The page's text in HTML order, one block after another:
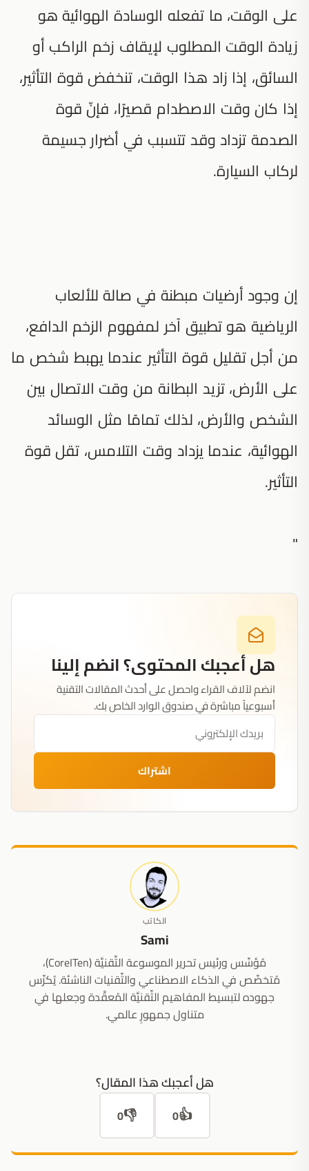
على الوقت، ما تفعله الوسادة الهوائية هو
زيادة الوقت المطلوب لإيقاف زخم الراكب أو
السائق، إذا زاد هذا الوقت، تنخفض قوة التأثير،
إذا كان وقت الاصطدام قصيرًا، فإنّ قوة
الصدمة تزداد وقد تتسبب في أضرار جسيمة
لركاب السيارة.
إن وجود أرضيات مبطنة في صالة للألعاب
الرياضية هو تطبيق آخر لمفهوم الزخم الدافع،
من أجل تقليل قوة التأثير عندما يهبط شخص ما
على الأرض، تزيد البطانة من وقت الاتصال بين
الشخص والأرض، لذلك تمامًا مثل الوسائد
الهوائية، عندما يزداد وقت التلامس، تقل قوة
التأثير.
"
هل أعجبك المحتوى؟ انضم إلينا
انضم لآلاف القراء واحصل على أحدث المقالات التقنية
أسبوعياً مباشرة في صندوق الوارد الخاص بك.
اشتراك
الكاتب
Sami
مُؤسِّس ورئيس تحرير الموسوعة التِّقنيَّة (CoreITen)،
مُتخصِّص في الذكاء الاصطناعي والتِّقنيات الناشئة. يُكرِّس
جهوده لتبسيط المفاهيم التِّقنيَّة المُعقَّدة وجعلها في
متناول جمهورٍ عالمي.
هل أعجبك هذا المقال؟
👍
0
👎
0